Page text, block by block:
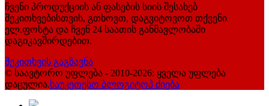
ჩვენი პროდუქციის ან ფასების სიის შესახებ
შეკითხვებისთვის, გთხოვთ, დაგვიტოვოთ თქვენი
ელ.ფოსტა და ჩვენ 24 საათის განმავლობაში
დაგიკავშირდებით.
შეკითხვის გაგზავნა
© საავტორო უფლება - 2010-2026: ყველა უფლება
დაცულია.საუკეთესო ბლოგიტოპ ძიება